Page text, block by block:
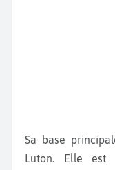
Sa base principale se trouve à l'aéroport Londres
Luton. Elle est